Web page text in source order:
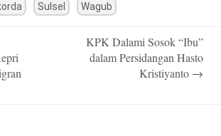
Sulsel Wagub
KPK Dalami Sosok “Ibu”
dalam Persidangan Hasto
Kristiyanto →